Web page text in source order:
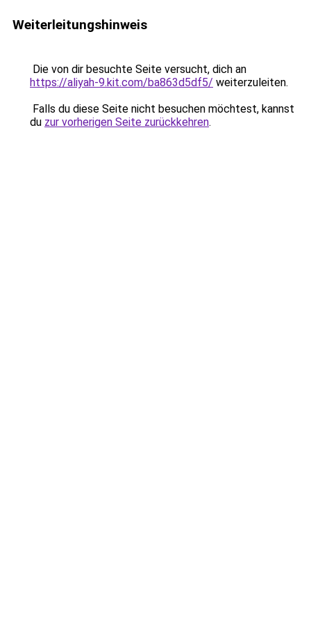
Weiterleitungshinweis
Die von dir besuchte Seite versucht, dich an
https://aliyah-9.kit.com/ba863d5df5/ weiterzuleiten.
Falls du diese Seite nicht besuchen möchtest, kannst
du zur vorherigen Seite zurückkehren.